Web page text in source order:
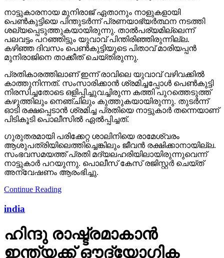
നാട്ടുകാരനായ മുനിരാജ് ഏതാനും നാളുകളായി
പെണ്‍കുട്ടിയെ പിന്തുടര്‍ന്ന് പ്രണയാഭ്യര്‍ത്ഥന നടത്തി
ശല്യപ്പെടുത്തുകയായിരുന്നു. താല്‍പര്യമില്ലെന്ന്
പലവട്ടം പറഞ്ഞിട്ടും യുവാവ് പിന്തിരിഞ്ഞിരുന്നില്ല.
കഴിഞ്ഞ ദിവസം പെണ്‍കുട്ടിയുടെ പിതാവ് മാരിയപ്പന്‍
മുനിരാജിനെ താക്കീത് ചെയ്തിരുന്നു.
പ്രതികാരത്തിലാണ് ഇന്ന് രാവിലെ യുവാവ് വഴിവക്കില്‍
കാത്തുനിന്നത്. സംസാരിക്കാന്‍ ശ്രമിച്ചപ്പോള്‍ പെണ്‍കുട്ടി
നിരസിച്ചതോടെ ഒളിപ്പിച്ചുവച്ചിരുന്ന കത്തി പുറത്തെടുത്ത്
കഴുത്തിലും നെഞ്ചിലും കുത്തുകയായിരുന്നു. തുടര്‍ന്ന്
ഓടി രക്ഷപ്പെടാന്‍ ശ്രമിച്ച പ്രതിയെ നാട്ടുകാര്‍ തന്നെയാണ്
പിടികൂടി പൊലീസില്‍ ഏല്‍പ്പിച്ചത്.
ഗുരുതരമായി പരിക്കേറ്റ ശാലിനിയെ രാമേശ്വരം
ആശുപത്രിയിലെത്തിച്ചെങ്കിലും ജീവന്‍ രക്ഷിക്കാനായില്ല.
സംഭവസമയത്ത് പ്രതി മദ്യലഹരിയിലായിരുന്നുവെന്ന്
നാട്ടുകാര്‍ പറയുന്നു. പൊലീസ് കേസ് രജിസ്റ്റര്‍ ചെയ്ത്
അന്വേഷണം ആരംഭിച്ചു.
Continue Reading
india
ഹിന്ദു രാഷ്ട്രമാകാന്‍
ഇന്ത്യക്ക് ഔദ്യോഗിക